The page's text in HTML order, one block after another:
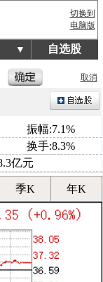
切换到
电脑版
▼ 自选股
取消
振幅:7.1%
换手:8.3%
亿元
季K 年K